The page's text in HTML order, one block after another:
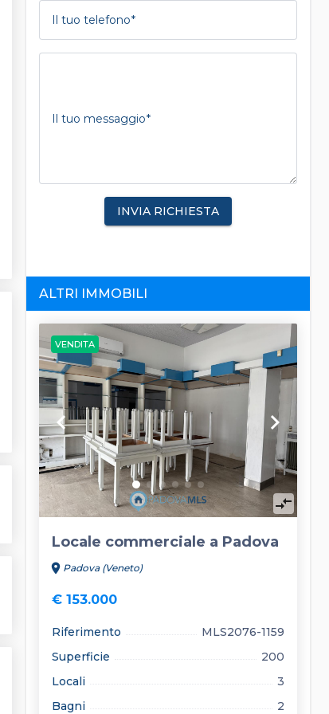
Il tuo telefono
Il tuo messaggio
INVIA RICHIESTA
ALTRI IMMOBILI
VENDITA
keyboard_arrow_left keyboard_arrow_right
compare_arrows
Locale commerciale a Padova
location_on Padova (Veneto)
€ 153.000
Riferimento
MLS2076-1159
Superficie
200
Locali
3
Bagni
2